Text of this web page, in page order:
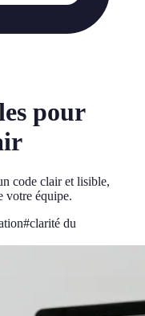
pour
code clair et lisible,
votre équipe.
#clarité du